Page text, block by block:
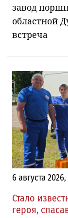
завод
областной
встреча
6 августа
Стало
героя,